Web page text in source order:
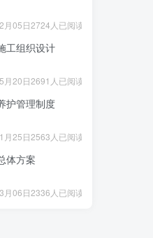
月05日2724人已阅读
工组织设计
月20日2691人已阅读
护管理制度
月25日2563人已阅读
体方案
月06日2336人已阅读